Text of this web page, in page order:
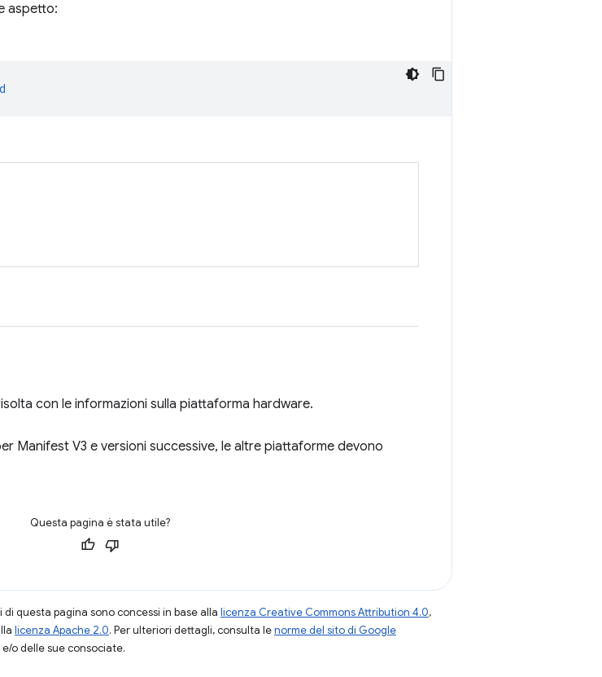
aspetto:
con le informazioni sulla piattaforma hardware.
Manifest V3 e versioni successive, le altre piattaforme devono
Questa pagina è stata utile?
questa pagina sono concessi in base alla licenza Creative Commons Attribution 4.0,
licenza Apache 2.0. Per ulteriori dettagli, consulta lenorme del sito di Google
o delle sue consociate.